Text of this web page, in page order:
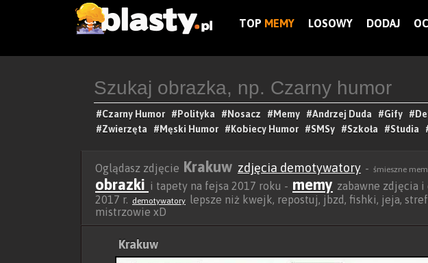
TOP MEMY LOSOWY DODAJ
#Czarny Humor #Polityka #Nosacz #Memy #Andrzej Duda #Gify
#Zwierzęta
#Męski Humor #Kobiecy Humor #SMSy #Szkoła #Studia
Oglądasz zdjęcie Krakuw zdjęcia demotywatory - śmieszne
obrazki i tapety na fejsa 2017 roku - memy zabawne zdjęcia
2017 r. demotywatory
lepsze niż kwejk, repostuj, jbzd, fishki, jeja,
mistrzowie xD
Krakuw